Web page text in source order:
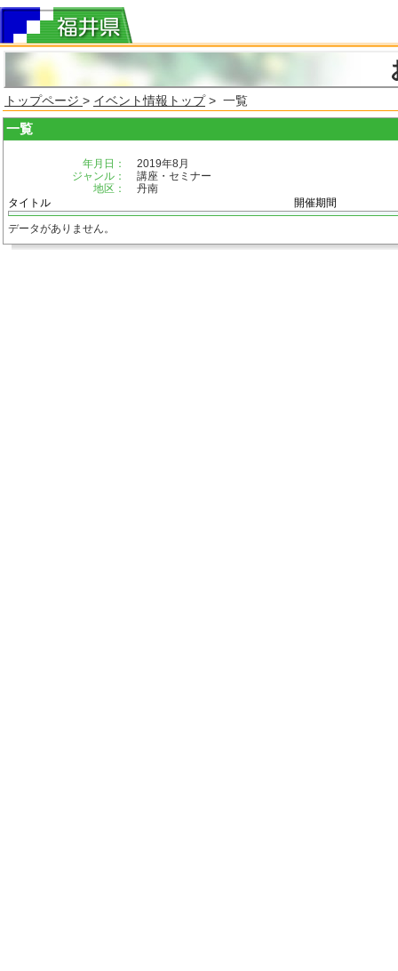
トップページ > イベント情報トップ> 一覧
一覧
年月日：
2019年8月
ジャンル：
講座・セミナー
地区：
丹南
タイトル
開催期間
データがありません。